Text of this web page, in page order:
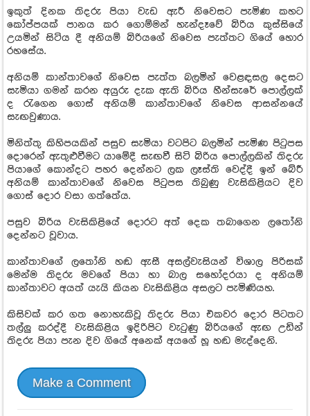
ඉකුත් දිනක තිදරු පියා වැඩ ඇරී නිවෙසට පැමිණ කහට
කෝප්පයක් පානය කර ගොම්මන් හැන්දෑවේ බිරිය කුස්සියේ
උයමින් සිටිය දී අනියම් බිරියගේ නිවෙස පැත්තට ගියේ හොර
රහසේය.
අනියම් කාන්තාවගේ නිවෙස පැත්ත බලමින් වෙළඳසල දෙසට
සැමියා ගමන් කරන අයුරු දැක ඇති බිරිය හීන්සැරේ පොල්ලක්
ද රැගෙන ගොස් අනියම් කාන්තාවගේ නිවෙස ආසන්නයේ
සැඟවුණාය.
මිනිත්තු කිහිපයකින් පසුව සැමියා වටපිට බලමින් පැමිණ පිටුපස
දොරෙන් ඇතුළුවීමට යාමේදී සැඟවී සිටි බිරිය පොල්ලකින් තිදරු
පියාගේ කොන්දට පහර දෙන්නට ලක ලෑස්ති වෙද්දී ඉන් බේරී
අනියම් කාන්තාවගේ නිවෙස පිටුපස තිබුණු වැසිකිළියට දිව
ගොස් දොර වසා ගත්තේය.
පසුව බිරිය වැසිකිළියේ දොරට අත් දෙක තබාගෙන ලතෝනි
දෙන්නට වූවාය.
කාන්තාවගේ ලතෝනි හඬ ඇසී අසල්වැසියන් විශාල පිරිසක්
මෙන්ම තිදරු මවගේ පියා හා බාල සහෝදරයා ද අනියම්
කාන්තාවට අයත් යැයි කියන වැසිකිළිය අසලට පැමිණියහ.
කිසිවක් කර ගත ‍නොහැකිවූ තිදරු පියා එකවර දොර පිටතට
තල්ලු‍ කරද්දී වැසිකිළිය ඉදිරිපිට වැටුණු බිරියගේ ඇඟ උඩින්
තිදරු පියා පැන දිව ගියේ අනෙක් අයගේ හූ හඬ මැද්දෙනි.
Make a Comment